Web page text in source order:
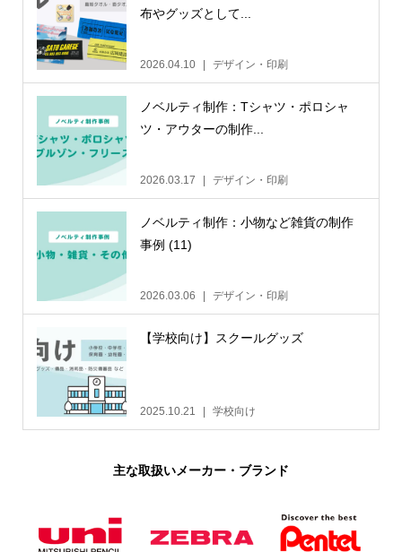
布やグッズとして...
2026.04.10 デザイン・印刷
ノベルティ制作：Tシャツ・ポロシャ
ツ・アウターの制作...
2026.03.17 デザイン・印刷
ノベルティ制作：小物など雑貨の制作
事例 (11)
2026.03.06 デザイン・印刷
【学校向け】スクールグッズ
2025.10.21 学校向け
主な取扱いメーカー・ブランド